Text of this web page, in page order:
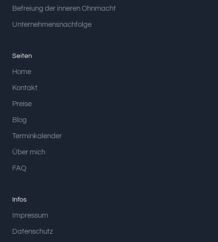
Befreiung der inneren Ohnmacht
Unternehmensnachfolge
Seiten
Home
Kontakt
Preise
Blog
Terminkalender
Über mich
FAQ
Infos
Impressum
Datenschutz